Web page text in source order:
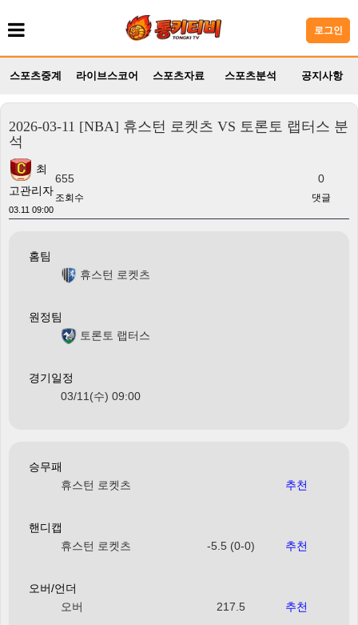
로그인
스포츠중계 라이브스코어 스포츠자료 스포츠분석 공지사항
2026-03-11 [NBA] 휴스턴 로켓츠 VS 토론토 랩터스 분
석
최
고관리자
03.11 09:00
655
조회수
0
댓글
홈팀
휴스턴 로켓츠
원정팀
토론토 랩터스
경기일정
03/11(수) 09:00
승무패
휴스턴 로켓츠
추천
핸디캡
휴스턴 로켓츠
-5.5 (0-0) 추천
오버/언더
오버
217.5 추천